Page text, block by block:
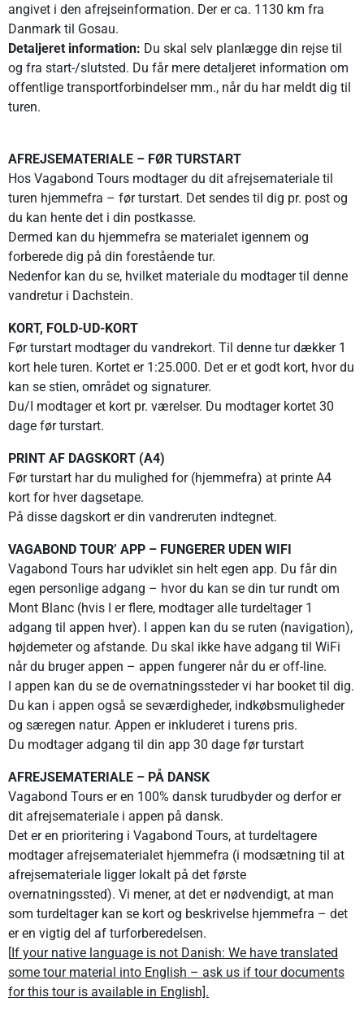
angivet i den afrejseinformation. Der er ca. 1130 km fra
Danmark til Gosau.
Detaljeret information: Du skal selv planlægge din rejse til
og fra start-/slutsted. Du får mere detaljeret information om
offentlige transportforbindelser mm., når du har meldt dig til
turen.
AFREJSEMATERIALE – FØR TURSTART
Hos Vagabond Tours modtager du dit afrejsemateriale til
turen hjemmefra – før turstart. Det sendes til dig pr. post og
du kan hente det i din postkasse.
Dermed kan du hjemmefra se materialet igennem og
forberede dig på din forestående tur.
Nedenfor kan du se, hvilket materiale du modtager til denne
vandretur i Dachstein.
KORT, FOLD-UD-KORT
Før turstart modtager du vandrekort. Til denne tur dækker 1
kort hele turen. Kortet er 1:25.000. Det er et godt kort, hvor du
kan se stien, området og signaturer.
Du/I modtager et kort pr. værelser. Du modtager kortet 30
dage før turstart.
PRINT AF DAGSKORT (A4)
Før turstart har du mulighed for (hjemmefra) at printe A4
kort for hver dagsetape.
På disse dagskort er din vandreruten indtegnet.
VAGABOND TOUR’ APP – FUNGERER UDEN WIFI
Vagabond Tours har udviklet sin helt egen app. Du får din
egen personlige adgang – hvor du kan se din tur rundt om
Mont Blanc (hvis I er flere, modtager alle turdeltager 1
adgang til appen hver). I appen kan du se ruten (navigation),
højdemeter og afstande. Du skal ikke have adgang til WiFi
når du bruger appen – appen fungerer når du er off-line.
I appen kan du se de overnatningssteder vi har booket til dig.
Du kan i appen også se seværdigheder, indkøbsmuligheder
og særegen natur. Appen er inkluderet i turens pris.
Du modtager adgang til din app 30 dage før turstart
AFREJSEMATERIALE – PÅ DANSK
Vagabond Tours er en 100% dansk turudbyder og derfor er
dit afrejsemateriale i appen på dansk.
Det er en prioritering i Vagabond Tours, at turdeltagere
modtager afrejsematerialet hjemmefra (i modsætning til at
afrejsemateriale ligger lokalt på det første
overnatningssted). Vi mener, at det er nødvendigt, at man
som turdeltager kan se kort og beskrivelse hjemmefra – det
er en vigtig del af turforberedelsen.
[If your native language is not Danish: We have translated
some tour material into English – ask us if tour documents
for this tour is available in English].